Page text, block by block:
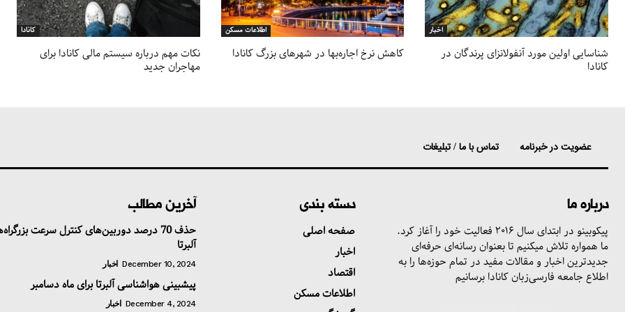
کانادا
نکات مهم درباره سیستم مالی کانادا برای
مهاجران جدید
اطلاعات مسکن
کاهش نرخ اجاره‌بها در شهرهای بزرگ کانادا
اخبار
شناسایی اولین مورد آنفولانزای پرندگان در
کانادا
تماس با ما / تبلیغات عضویت در خبرنامه
آخرین مطالب
حذف 70 درصد دوربین‌های کنترل سرعت
آلبرتا
اخبار December 10, 2024
پیشبینی هواشناسی آلبرتا برای ماه دسامبر
اخبار December 4, 2024
دسته بندی
صفحه اصلی
اخبار
اقتصاد
اطلاعات مسکن
درباره ما
پیکوبینو در ابتدای سال ۲۰۱۶ فعالیت خود را آغاز کرد.
ما همواره تلاش میکنیم تا بعنوان رسانه‌ای حرفه‌ای
جدیدترین اخبار و مقالات مفید در تمام حوزه‌ها را به
اطلاع جامعه فارسی‌زبان کانادا برسانیم